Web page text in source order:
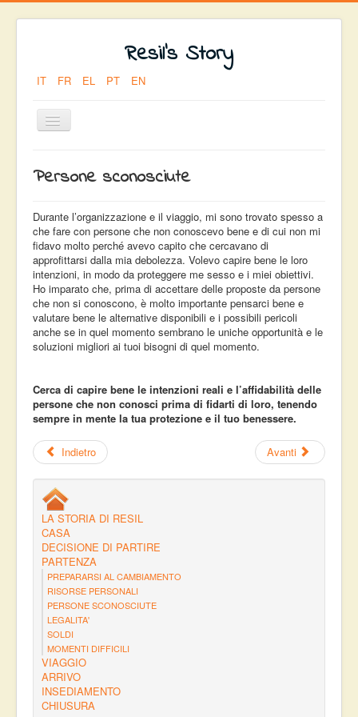
Resil's Story
IT FR EL PT EN
Toggle
Navigation
PARTENZA
PERSONE SCONOSCIUTE
Persone sconosciute
Durante l’organizzazione e il viaggio, mi sono trovato spesso a
che fare con persone che non conoscevo bene e di cui non mi
fidavo molto perché avevo capito che cercavano di
approfittarsi dalla mia debolezza. Volevo capire bene le loro
intenzioni, in modo da proteggere me sesso e i miei obiettivi.
Ho imparato che, prima di accettare delle proposte da persone
che non si conoscono, è molto importante pensarci bene e
valutare bene le alternative disponibili e i possibili pericoli
anche se in quel momento sembrano le uniche opportunità e le
soluzioni migliori ai tuoi bisogni di quel momento.
Cerca di capire bene le intenzioni reali e l’affidabilità delle
persone che non conosci prima di fidarti di loro, tenendo
sempre in mente la tua protezione e il tuo benessere.
Indietro Avanti
LA STORIA DI RESIL
CASA
DECISIONE DI PARTIRE
PARTENZA
PREPARARSI AL CAMBIAMENTO
RISORSE PERSONALI
PERSONE SCONOSCIUTE
LEGALITA'
SOLDI
MOMENTI DIFFICILI
VIAGGIO
ARRIVO
INSEDIAMENTO
CHIUSURA